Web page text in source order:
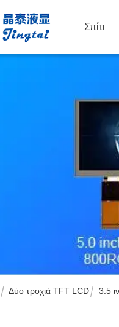
Σπίτι
Δύο τροχιά TFT LCD 3.5